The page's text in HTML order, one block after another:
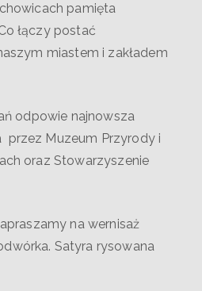
pamięta
łączy postać
miastem i zakładem
odpowie najnowsza
Muzeum Przyrody i
oraz Stowarzyszenie
na wernisaż
Satyra rysowana